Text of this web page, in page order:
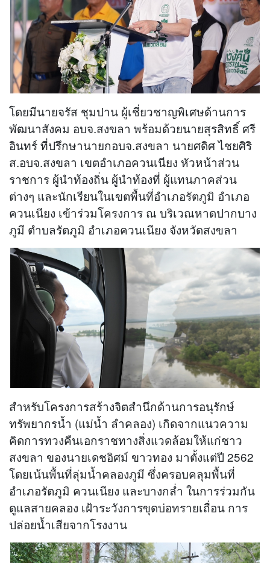
โดยมีนายจรัส ชุมปาน ผู้เชี่ยวชาญพิเศษด้านการ
พัฒนาสังคม อบจ.สงขลา พร้อมด้วยนายสุรสิทธิ์ ศรี
อินทร์ ที่ปรึกษานายกอบจ.สงขลา นายศดิศ ไชยศิริ
ส.อบจ.สงขลา เขตอำเภอควนเนียง หัวหน้าส่วน
ราชการ ผู้นำท้องถิ่น ผู้นำท้องที่ ผู้แทนภาคส่วน
ต่างๆ และนักเรียนในเขตพื้นที่อำเภอรัตภูมิ อำเภอ
ควนเนียง เข้าร่วมโครงการ ณ บริเวณหาดปากบาง
ภูมี ตำบลรัตภูมิ อำเภอควนเนียง จังหวัดสงขลา
สำหรับโครงการสร้างจิตสำนึกด้านการอนุรักษ์
ทรัพยากรน้ำ (แม่น้ำ ลำคลอง) เกิดจากแนวความ
คิดการทวงคืนเอกราชทางสิ่งแวดล้อมให้แก่ชาว
สงขลา ของนายเดชอิศม์ ขาวทอง มาตั้งแต่ปี 2562
โดยเน้นพื้นที่ลุ่มน้ำคลองภูมี ซึ่งครอบคลุมพื้นที่
อำเภอรัตภูมิ ควนเนียง และบางกล่ำ ในการร่วมกัน
ดูแลสายคลอง เฝ้าระวังการขุดบ่อทรายเถื่อน การ
ปล่อยน้ำเสียจากโรงงาน